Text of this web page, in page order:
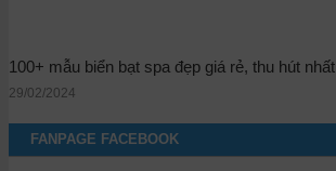
100+ mẫu biển bạt spa đẹp giá rẻ, thu hút nhất
29/02/2024
FANPAGE FACEBOOK